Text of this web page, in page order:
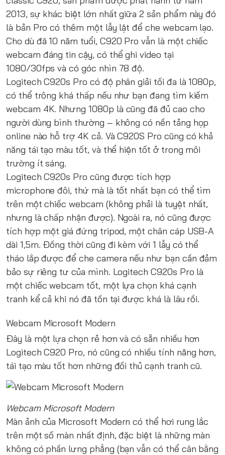
2013, sự khác biệt lớn nhất giữa 2 sản phẩm này đó
là bản Pro có thêm một lẫy lật để che webcam lạo.
Cho dù đã 10 năm tuổi, C920 Pro vẫn là một chiếc
webcam đáng tin cậy, có thể ghi video tại
1080/30fps và có góc nhìn 78 độ.
Logitech C920s Pro có độ phân giải tối đa là 1080p,
có thể trông khá thấp nếu như bạn đang tìm kiếm
webcam 4K. Nhưng 1080p là cũng đã đủ cao cho
người dùng bình thường – không có nền tảng họp
online nào hỗ trợ 4K cả. Và C920S Pro cũng có khả
năng tái tạo màu tốt, và thể hiện tốt ở trong môi
trường ít sáng.
Logitech C920s Pro cũng được tích hợp
microphone đôi, thứ mà là tốt nhất bạn có thể tìm
trên một chiếc webcam (không phải là tuyệt nhất,
nhưng là chấp nhận được). Ngoài ra, nó cũng được
tích hợp một giá đứng tripod, một chân cáp USB-A
dài 1,5m. Đồng thời cũng đi kèm với 1 lẫy có thể
tháo lắp được để che camera nếu như bạn cần đảm
bảo sự riêng tư của mình. Logitech C920s Pro là
một chiếc webcam tốt, một lựa chọn khá cạnh
tranh kể cả khi nó đã tồn tại được khá là lâu rồi.
Webcam Microsoft Modern
Đây là một lựa chọn rẻ hơn và có sẵn nhiều hơn
Logitech C920 Pro, nó cũng có nhiều tính năng hơn,
tái tạo màu tốt hơn những đối thủ cạnh tranh cũ.
Webcam Microsoft Modern
Màn ảnh của Microsoft Modern có thể hơi rung lắc
trên một số màn nhất định, đặc biệt là những màn
không có phần lưng phẳng (bạn vẫn có thể cân bằng